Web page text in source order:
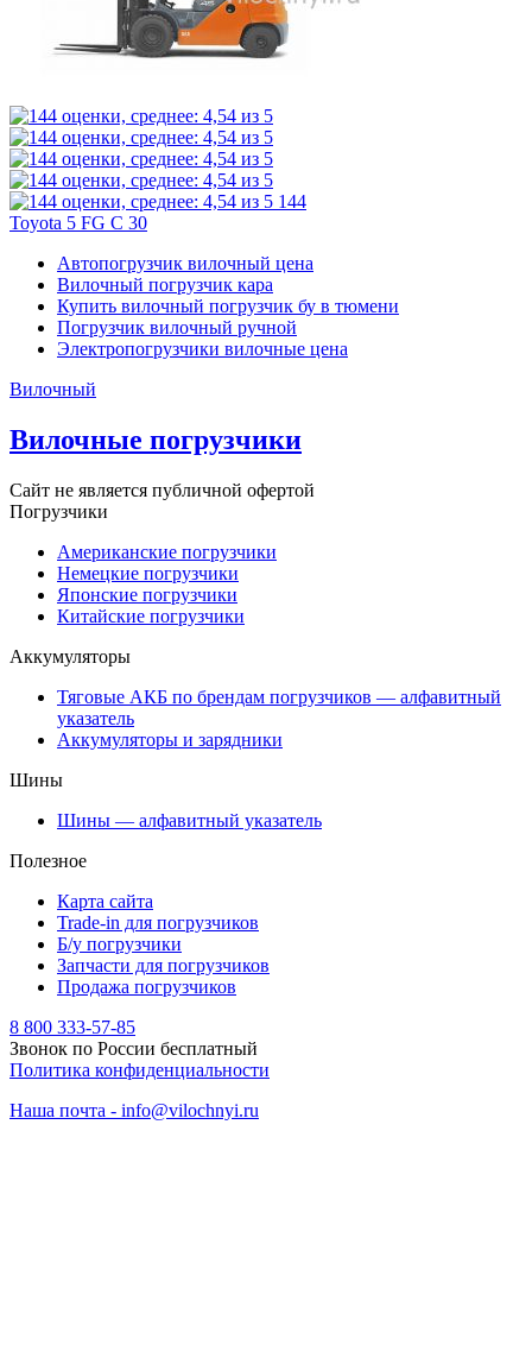
144
Toyota 5 FG C 30
Автопогрузчик вилочный цена
Вилочный погрузчик кара
Купить вилочный погрузчик бу в тюмени
Погрузчик вилочный ручной
Электропогрузчики вилочные цена
Вилочный
Вилочные погрузчики
Сайт не является публичной офертой
Погрузчики
Американские погрузчики
Немецкие погрузчики
Японские погрузчики
Китайские погрузчики
Аккумуляторы
Тяговые АКБ по брендам погрузчиков — алфавитный
указатель
Аккумуляторы и зарядники
Шины
Шины — алфавитный указатель
Полезное
Карта сайта
Trade-in для погрузчиков
Б/у погрузчики
Запчасти для погрузчиков
Продажа погрузчиков
8 800 333-57-85
Звонок по России бесплатный
Политика конфиденциальности
Наша почта - info@vilochnyi.ru